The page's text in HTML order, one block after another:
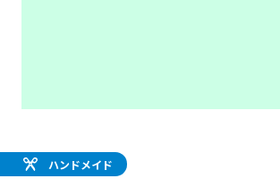
ハンドメイド